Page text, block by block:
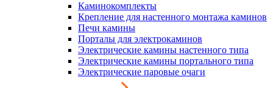
Каминокомплекты
Крепление для настенного монтажа каминов
Печи камины
Порталы для электрокаминов
Электрические камины настенного типа
Электрические камины портального типа
Электрические паровые очаги